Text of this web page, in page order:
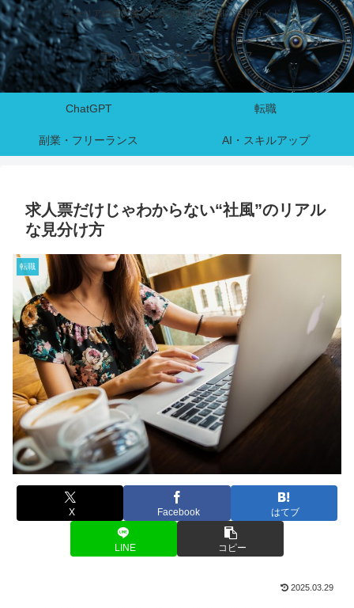
キャリアの選択肢が広がる。転職とAIの活用ガイド。
エンカウンターコンパス
ChatGPT 転職
副業・フリーランス AI・スキルアップ
求人票だけじゃわからない“社風”のリアル
な見分け方
転職
X Facebook はてブ
LINE コピー
2025.03.29